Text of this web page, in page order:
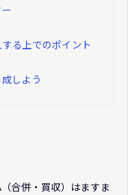
る上でのポイント
しよう
合併・買収）はますま